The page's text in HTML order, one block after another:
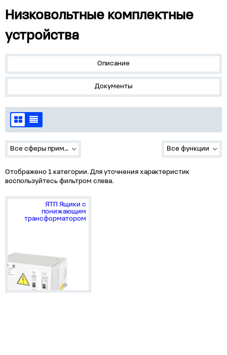
Низковольтные комплектные
устройства
Описание
Документы
Все сферы применения Все функции
Отображено 1 категории. Для уточнения характеристик
воспользуйтесь фильтром слева.
ЯТП Ящики с
понижающим
трансформатором